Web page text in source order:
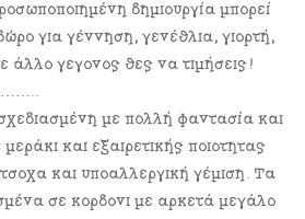
δημιουργία μπορεί
για γέννηση, γενέθλια, γιορτή,
άλλο γεγονός θες να τιμήσεις!
με πολλή φαντασία και
και εξαιρετικής ποιότητας
και υποαλλεργική γέμιση. Tα
σε κορδόνι με αρκετά μεγάλο